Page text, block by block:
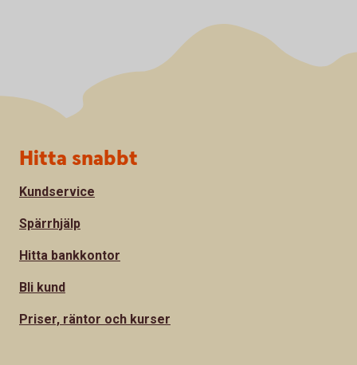
Sidfot
Hitta snabbt
Kundservice
Spärrhjälp
Hitta bankkontor
Bli kund
Priser, räntor och kurser